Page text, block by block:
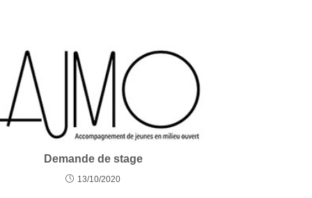
Demande de stage
13/10/2020